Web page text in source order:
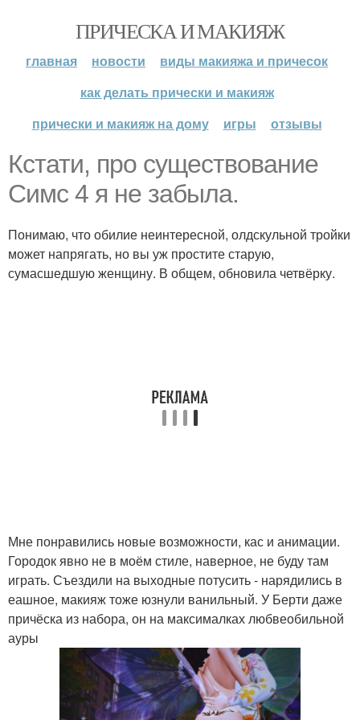
ПРИЧЕСКА И МАКИЯЖ
главная новости
виды макияжа и причесок
как делать прически и макияж
прически и макияж на дому
игры отзывы
Кстати, про существование
Симс 4 я не забыла.
Понимаю, что обилие неинтересной, олдскульной тройки
может напрягать, но вы уж простите старую,
сумасшедшую женщину. В общем, обновила четвёрку.
Мне понравились новые возможности, кас и анимации.
Городок явно не в моём стиле, наверное, не буду там
играть. Съездили на выходные потусить - нарядились в
еашное, макияж тоже юзнули ванильный. У Берти даже
причёска из набора, он на максималках любвеобильной
ауры